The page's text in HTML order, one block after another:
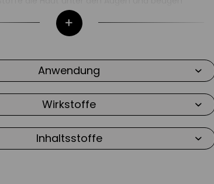
Hautalterung vor.
freie Radikale, verstärkt die Wirkung &
C
freie Radikale, beschleunigt die Zellerneuerung,
sowie Pigmentflecken
mildert Schwellungen
entgegen
Anwendung
Wirkstoffe
Inhaltsstoffe